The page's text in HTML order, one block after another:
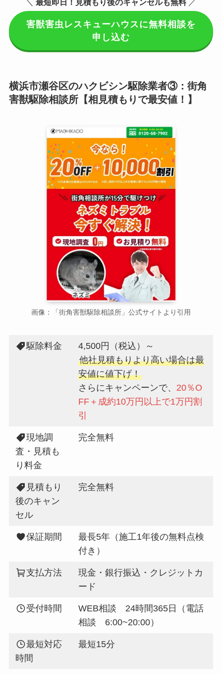
＼ 最短即日！見積もり後のキャンセルも無料／
害獣害虫レスキューハウスに無料相談を
申し込む
横浜市瀬谷区のハクビシン駆除業者③：街角
害獣駆除相談所【相見積もりで最安値！】
画像：「街角害獣駆除相談所」公式サイトより引用
駆除料金
4,500円（税込）～
他社見積もりより高い場合は最
安値に値下げ！
さらにキャンペーンで、 20％O
FF＋成約10万円以上で1万円割
引
現地調
査・見積も
り料金
完全無料
見積もり
後のキャン
セル
完全無料
保証期間
最長5年（施工1年後の無料点検
付き）
支払方法
現金・銀行振込・クレジットカ
ード
受付時間
WEB相談 24時間365日（電話
相談 6:00~20:00）
最短対応
時間
最短15分